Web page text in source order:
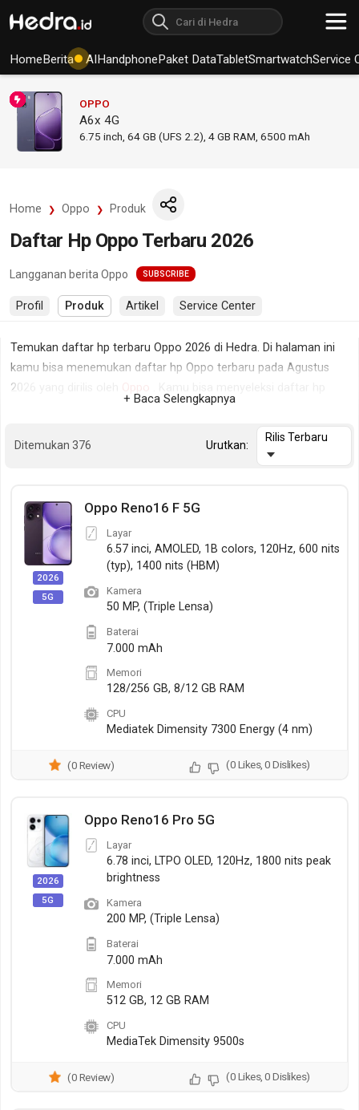
HomeBerita AIHandphonePaket DataTabletSmartwatchService
OPPO
A6x 4G
6.75 inch, 64 GB (UFS 2.2), 4 GB RAM 6500 mAh
Home Oppo Produk
Daftar Hp Oppo Terbaru 2026
Langganan berita Oppo SUBSCRIBE
Profil Produk Artikel Service Center
Temukan daftar hp terbaru Oppo 2026 di Hedra. Di halaman ini
kamu bisa menemukan daftar hp Oppo terbaru pada Agustus
2026 yang dirilis oleh Oppo
Oppo berdasarkan kriteria tertentu sesuai yang kamu inginkan,
seperti hanya menampilkan hp Oppo yang tersedia di Indonesia,
atau hanya menampilkan hp Oppo yang dirilis pada satu tahun
terkahir, kamu juga bisa mengurutkan hp Oppo berdasarkan
Oppo yang sesuai dengan budget.
+ Baca Selengkapnya
Ditemukan 376 Urutkan:
Rilis Terbaru
2026
5G
Oppo Reno16 F 5G
Layar
6.57 inci, AMOLED, 1B colors, 120Hz, 600 nits
(typ), 1400 nits (HBM)
Kamera
50 MP, (Triple Lensa)
Baterai
7.000 mAh
Memori
128/256 GB, 8/12 GB RAM
CPU
Mediatek Dimensity 7300 Energy (4 nm)
(0 Review) (0 Likes, 0 Dislikes)
2026
5G
Oppo Reno16 Pro 5G
Layar
6.78 inci, LTPO OLED, 120Hz, 1800 nits peak
brightness
Kamera
200 MP, (Triple Lensa)
Baterai
7.000 mAh
Memori
512 GB, 12 GB RAM
CPU
MediaTek Dimensity 9500s
(0 Review) (0 Likes, 0 Dislikes)